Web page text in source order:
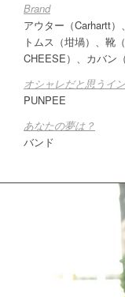
Brand
アウター（Carhartt
トムス（坩堝）、靴
CHEESE）、カバン
オシャレだと思うイ
PUNPEE
あなたの夢は？
バンド